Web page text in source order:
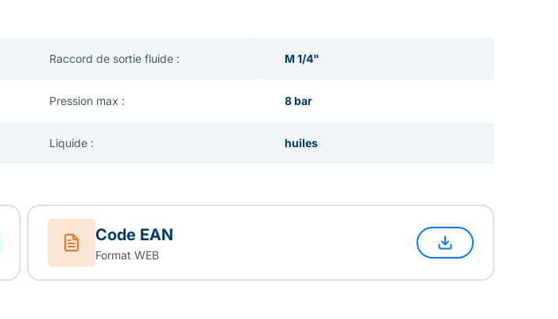
Raccord de sortie fluide : M 1/4"
Pression max : 8 bar
Liquide : huiles
Code EAN
Format WEB